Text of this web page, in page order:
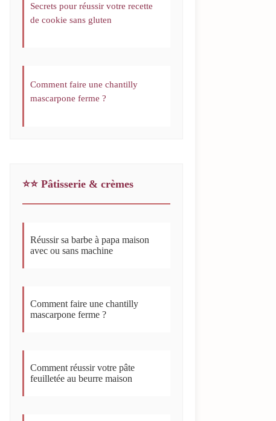
Secrets pour réussir votre recette
de cookie sans gluten
Comment faire une chantilly
mascarpone ferme ?
⭐⭐ Pâtisserie & crèmes
Réussir sa barbe à papa maison
avec ou sans machine
Comment faire une chantilly
mascarpone ferme ?
Comment réussir votre pâte
feuilletée au beurre maison